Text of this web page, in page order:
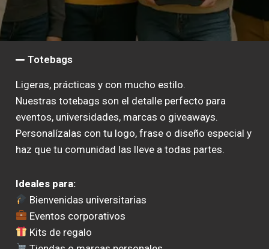
Totebags
Ligeras, prácticas y con mucho estilo.
Nuestras totebags son el detalle perfecto para
eventos, universidades, marcas o giveaways.
Personalízalas con tu logo, frase o diseño especial y
haz que tu comunidad las lleve a todas partes.
Ideales para:
Bienvenidas universitarias
Eventos corporativos
Kits de regalo